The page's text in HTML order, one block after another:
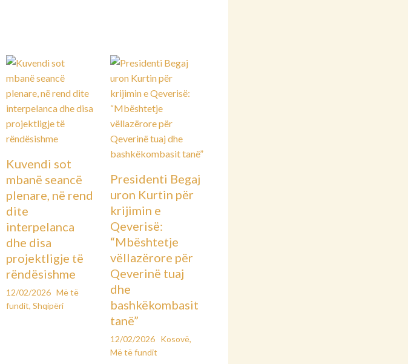
Kuvendi sot
mbanë seancë
plenare, në rend
dite
interpelanca
dhe disa
projektligje të
rëndësishme
12/02/2026 Më të
fundit,Shqipëri
Presidenti Begaj
uron Kurtin për
krijimin e
Qeverisë:
“Mbështetje
vëllazërore për
Qeverinë tuaj
dhe
bashkëkombasit
tanë”
12/02/2026 Kosovë,
Më të fundit